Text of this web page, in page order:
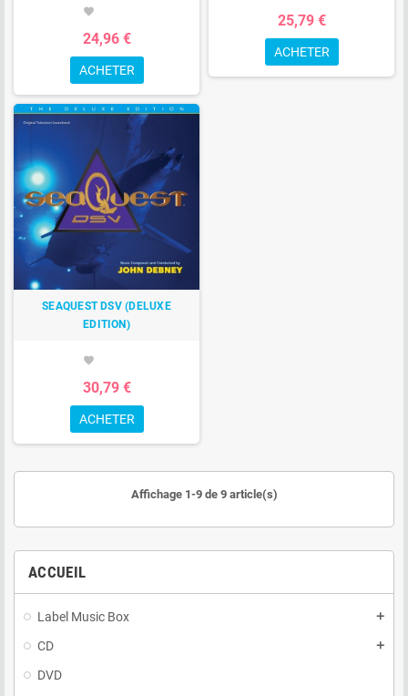
ACCUEIL
Label Music Box add
CD add
DVD
favorite
24,96 €
ACHETER
25,79 €
ACHETER
SEAQUEST DSV (DELUXE
EDITION)
favorite
30,79 €
ACHETER
Affichage 1-9 de 9 article(s)